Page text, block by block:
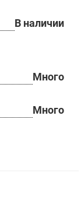
В наличии
Много
Много